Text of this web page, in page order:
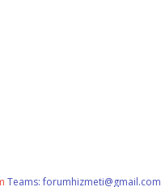
Teams:forumhizmeti@gmail.com